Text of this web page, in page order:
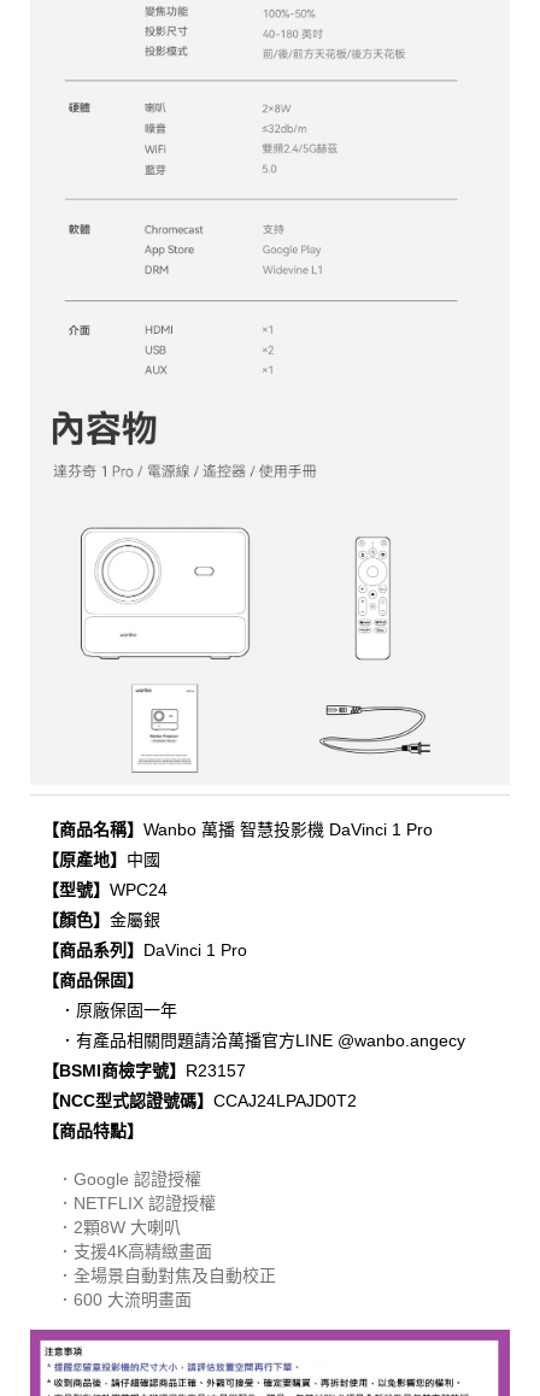
【商品名稱】 Wanbo 萬播 智慧投影機 DaVinci 1 Pro
【原產地】 中國
【型號】 WPC24
【顏色】 金屬銀
【商品系列】 DaVinci 1 Pro
【商品保固】
．原廠保固一年
．有產品相關問題請洽萬播官方LINE @wanbo.angecy
【BSMI商檢字號】 R23157
【NCC型式認證號碼】 CCAJ24LPAJD0T2
【商品特點】
．Google 認證授權
．NETFLIX 認證授權
．2顆8W 大喇叭
．支援4K高精緻畫面
．全場景自動對焦及自動校正
．600 大流明畫面